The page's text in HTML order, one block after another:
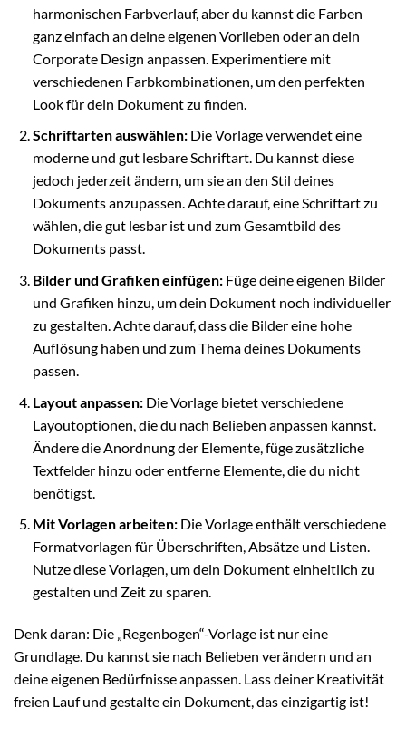
harmonischen Farbverlauf, aber du kannst die Farben
ganz einfach an deine eigenen Vorlieben oder an dein
Corporate Design anpassen. Experimentiere mit
verschiedenen Farbkombinationen, um den perfekten
Look für dein Dokument zu finden.
Schriftarten auswählen:Die Vorlage verwendet eine
moderne und gut lesbare Schriftart. Du kannst diese
jedoch jederzeit ändern, um sie an den Stil deines
Dokuments anzupassen. Achte darauf, eine Schriftart zu
wählen, die gut lesbar ist und zum Gesamtbild des
Dokuments passt.
Bilder und Grafiken einfügen:Füge deine eigenen Bilder
und Grafiken hinzu, um dein Dokument noch individueller
zu gestalten. Achte darauf, dass die Bilder eine hohe
Auflösung haben und zum Thema deines Dokuments
passen.
Layout anpassen:Die Vorlage bietet verschiedene
Layoutoptionen, die du nach Belieben anpassen kannst.
Ändere die Anordnung der Elemente, füge zusätzliche
Textfelder hinzu oder entferne Elemente, die du nicht
benötigst.
Mit Vorlagen arbeiten:Die Vorlage enthält verschiedene
Formatvorlagen für Überschriften, Absätze und Listen.
Nutze diese Vorlagen, um dein Dokument einheitlich zu
gestalten und Zeit zu sparen.
Denk daran: Die „Regenbogen“-Vorlage ist nur eine
Grundlage. Du kannst sie nach Belieben verändern und an
deine eigenen Bedürfnisse anpassen. Lass deiner Kreativität
freien Lauf und gestalte ein Dokument, das einzigartig ist!